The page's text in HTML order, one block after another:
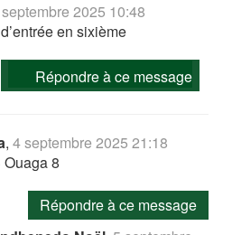
2025 10:48
en sixième
Répondre à ce message
,4 septembre 2025 21:18
8
Répondre à ce message